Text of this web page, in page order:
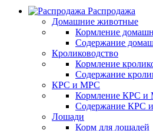
Распродажа
Домашние животные
Кормление
Содержание
Кролиководство
Кормление
Содержание
КРС и МРС
Кормление КРС
Содержание КРС
Лошади
Корм для лошадей